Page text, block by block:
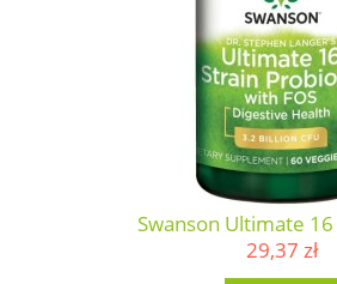
Swanson Ultimate
29,37 zł